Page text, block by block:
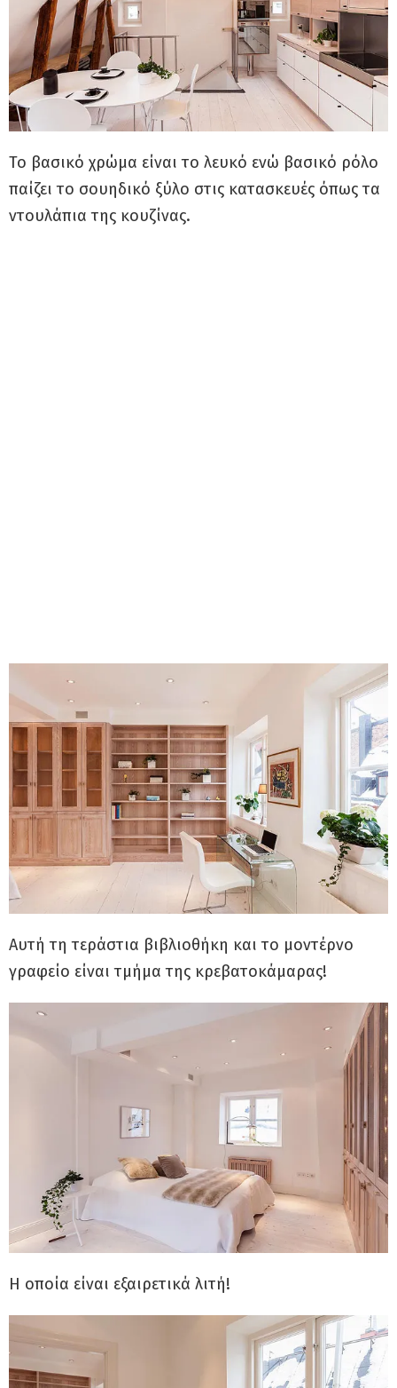
Το βασικό χρώμα είναι το λευκό ενώ βασικό ρόλο
παίζει το σουηδικό ξύλο στις κατασκευές όπως τα
ντουλάπια της κουζίνας.
Αυτή τη τεράστια βιβλιοθήκη και το μοντέρνο
γραφείο είναι τμήμα της κρεβατοκάμαρας!
Η οποία είναι εξαιρετικά λιτή!